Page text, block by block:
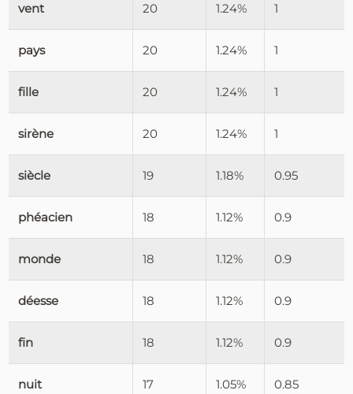
vent 20 1.24% 1
pays 20 1.24% 1
fille 20 1.24% 1
sirène 20 1.24% 1
siècle 19 1.18% 0.95
phéacien 18 1.12% 0.9
monde 18 1.12% 0.9
déesse 18 1.12% 0.9
fin 18 1.12% 0.9
nuit 17 1.05% 0.85